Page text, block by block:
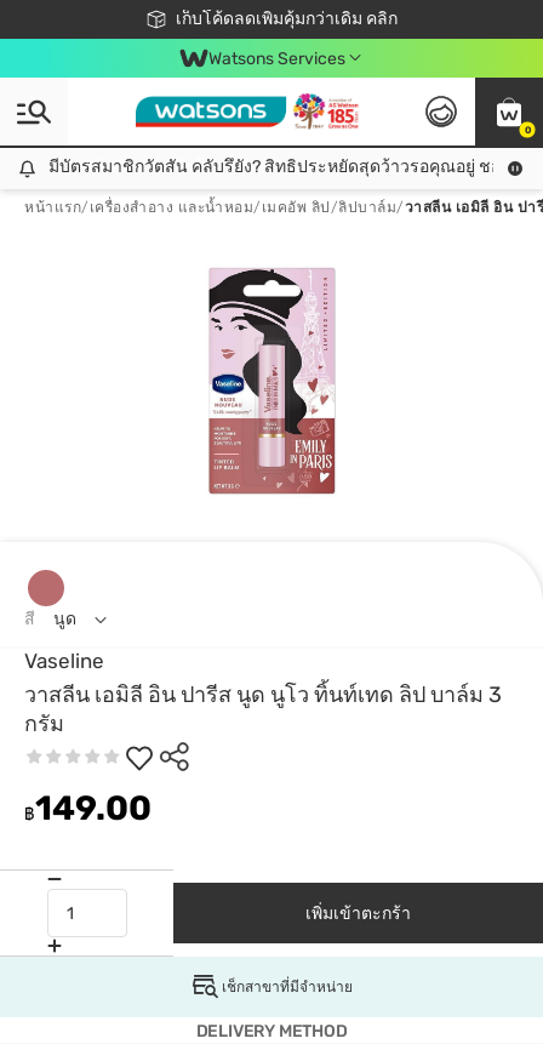
เก็บโค้ดลดเพิ่มคุ้มกว่าเดิม คลิก
ชอปออนไลน์ครั้งแรก ลดเพิ่มจุก ๆ 10%! 🎉
📦ส่งฟรี! เมื่อชอป 499฿
สมาชิกวัตสัน คลับดียังไง?
Watsons Services
0
มีบัตรสมาชิกวัตสัน คลับรึยัง? สิทธิประหยัดสุดว้าวรอคุณอยู่ ชอปคุ้มกว่าเดิม คลิก!
มีบัตรสมาชิกวัตสัน คลับรึยัง? สิทธิประหยัดสุดว้าวรอคุณอยู่ ชอปคุ้มก
หน้าแรก/ เครื่องสำอาง และน้ำหอม/ เมคอัพ ลิป /ลิปบาล์ม/วาสลีน เอมิลี อิน ป
Vaseline
วาสลีน เอมิลี อิน ปารีส นูด นูโว ทิ้นท์เทด ลิป บาล์ม 3
กรัม
฿149.00
สี นูด
เพิ่มเข้าตะกร้า
เช็กสาขาที่มีจำหน่าย
DELIVERY METHOD